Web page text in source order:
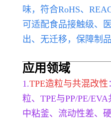
味，符合RoHS、
可适配食品接触级、
出、无迁移，保障制
应用领域
1.TPE造粒与共混改性
粒、TPE与PP/PE/
中粘釜、流动性差、